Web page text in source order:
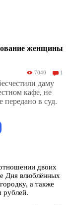
женщины
7040 1
даму
кафе, не
передано в суд.
двоих
Дня влюблённых
а также
рублей.